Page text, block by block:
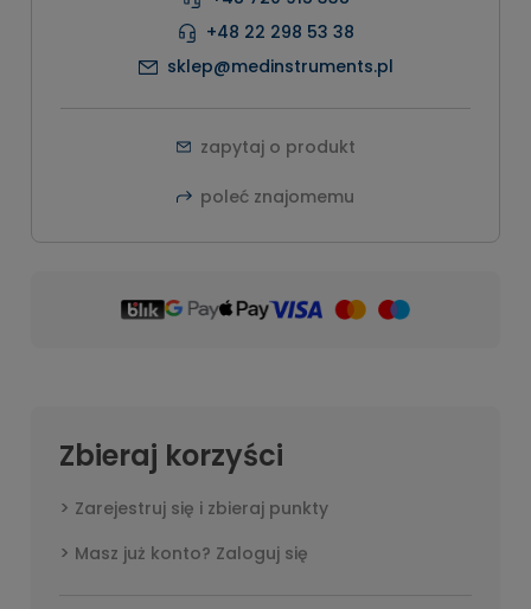
+48 22 298 53 38
sklep@medinstruments.pl
zapytaj o produkt
poleć znajomemu
Zbieraj korzyści
Zarejestruj się i zbieraj punkty
Masz już konto? Zaloguj się